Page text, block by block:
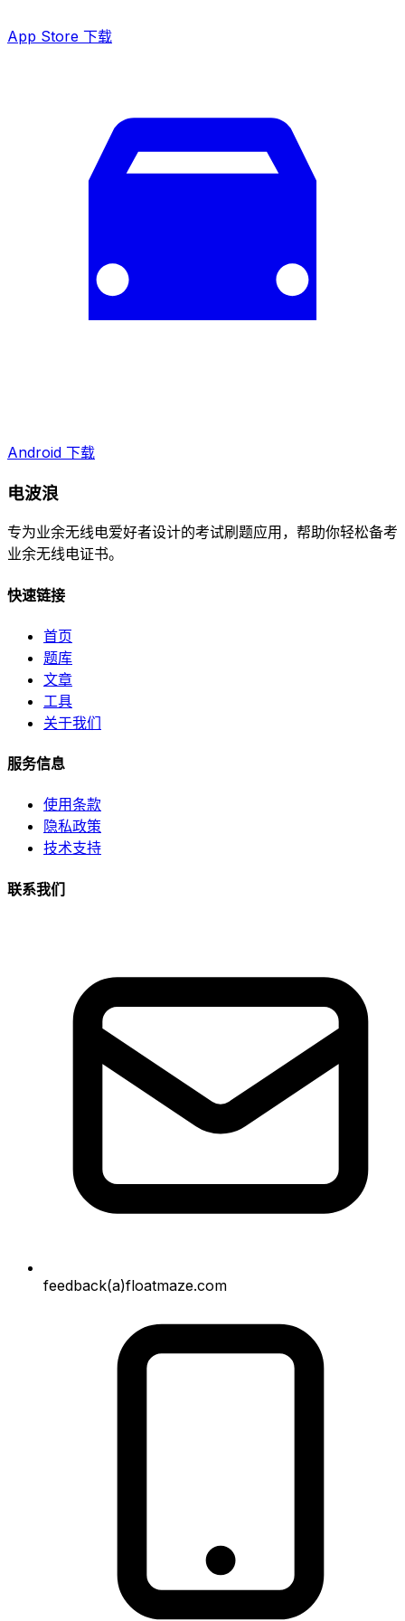
App Store 下载
Android 下载
电波浪
专为业余无线电爱好者设计的考试刷题应用，帮助你轻松备考
业余无线电证书。
快速链接
首页
题库
文章
工具
关于我们
服务信息
使用条款
隐私政策
技术支持
联系我们
feedback(a)floatmaze.com